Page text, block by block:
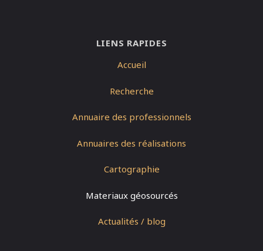
LIENS RAPIDES
Accueil
Recherche
Annuaire des professionnels
Annuaires des réalisations
Cartographie
Materiaux géosourcés
Actualités / blog